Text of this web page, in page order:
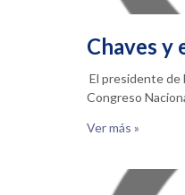
Chaves y
El presidente de
Congreso
Ver más »